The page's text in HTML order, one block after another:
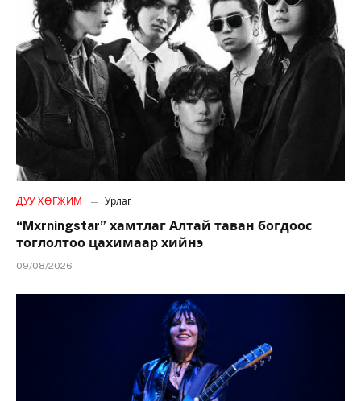
ДУУ ХӨГЖИМ Урлаг
“Mxrningstar” хамтлаг Алтай таван богдоос
тоглолтоо цахимаар хийнэ
09/08/2026